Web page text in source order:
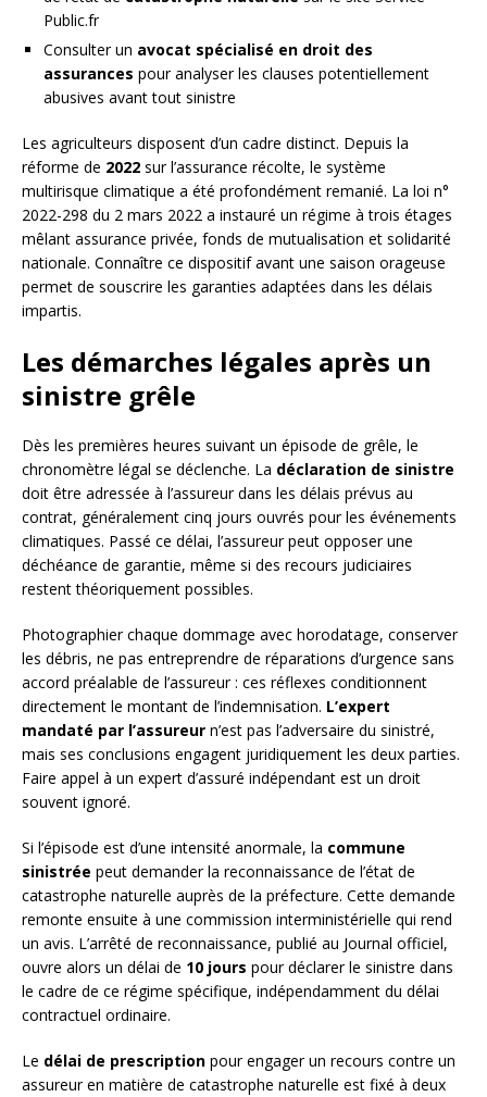
Public.fr
Consulter un avocat spécialisé en droit des
assurances pour analyser les clauses potentiellement
abusives avant tout sinistre
Les agriculteurs disposent d’un cadre distinct. Depuis la
réforme de 2022 sur l’assurance récolte, le système
multirisque climatique a été profondément remanié. La loi n°
2022-298 du 2 mars 2022 a instauré un régime à trois étages
mêlant assurance privée, fonds de mutualisation et solidarité
nationale. Connaître ce dispositif avant une saison orageuse
permet de souscrire les garanties adaptées dans les délais
impartis.
Les démarches légales après un
sinistre grêle
Dès les premières heures suivant un épisode de grêle, le
chronomètre légal se déclenche. La déclaration de sinistre
doit être adressée à l’assureur dans les délais prévus au
contrat, généralement cinq jours ouvrés pour les événements
climatiques. Passé ce délai, l’assureur peut opposer une
déchéance de garantie, même si des recours judiciaires
restent théoriquement possibles.
Photographier chaque dommage avec horodatage, conserver
les débris, ne pas entreprendre de réparations d’urgence sans
accord préalable de l’assureur : ces réflexes conditionnent
directement le montant de l’indemnisation. L’expert
mandaté par l’assureur n’est pas l’adversaire du sinistré,
mais ses conclusions engagent juridiquement les deux parties.
Faire appel à un expert d’assuré indépendant est un droit
souvent ignoré.
Si l’épisode est d’une intensité anormale, la commune
sinistrée peut demander la reconnaissance de l’état de
catastrophe naturelle auprès de la préfecture. Cette demande
remonte ensuite à une commission interministérielle qui rend
un avis. L’arrêté de reconnaissance, publié au Journal officiel,
ouvre alors un délai de 10 jours pour déclarer le sinistre dans
le cadre de ce régime spécifique, indépendamment du délai
contractuel ordinaire.
Le délai de prescription pour engager un recours contre un
assureur en matière de catastrophe naturelle est fixé à deux